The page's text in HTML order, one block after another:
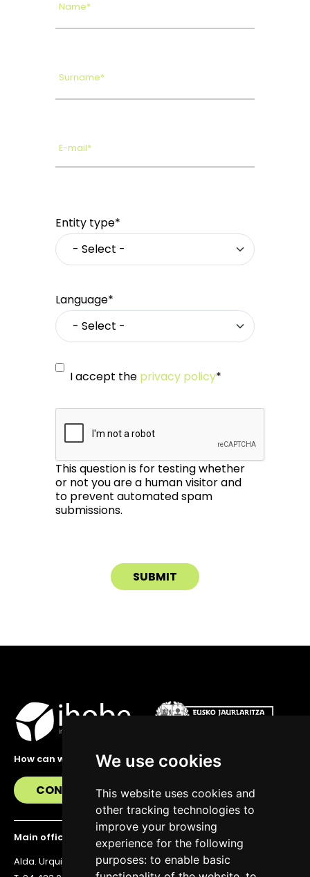
We use cookies
This website uses cookies and
other tracking technologies to
improve your browsing
experience for the following
purposes: to enable basic
Name*
Surname*
E-mail*
Entity type*
Language*
I accept the privacy policy*
This question is for testing whether
or not you are a human visitor and
to prevent automated spam
submissions.
How can we help you?
CONTACT US
Main office
Alda. Urquijo 36, 6th floor, 48011 Bilbao